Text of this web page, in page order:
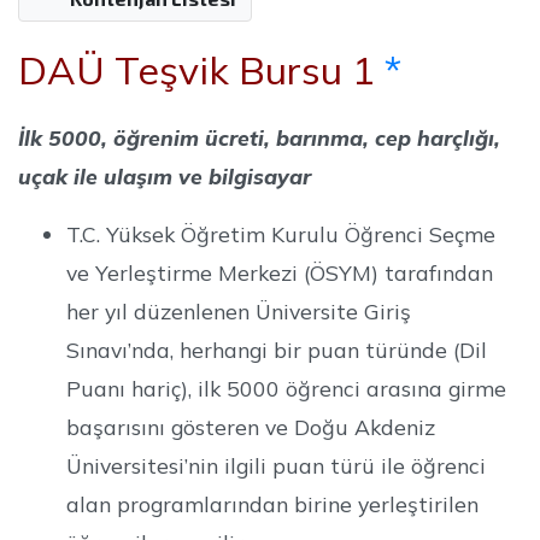
DAÜ Teşvik Bursu 1 *
İlk 5000, öğrenim ücreti, barınma, cep harçlığı,
uçak ile ulaşım ve bilgisayar
T.C. Yüksek Öğretim Kurulu Öğrenci Seçme
ve Yerleştirme Merkezi (ÖSYM) tarafından
her yıl düzenlenen Üniversite Giriş
Sınavı’nda, herhangi bir puan türünde (Dil
Puanı hariç), ilk 5000 öğrenci arasına girme
başarısını gösteren ve Doğu Akdeniz
Üniversitesi’nin ilgili puan türü ile öğrenci
alan programlarından birine yerleştirilen